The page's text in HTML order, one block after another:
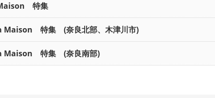
特集
Maison 特集 (奈良北部、木津川市)
Maison 特集 (奈良南部)